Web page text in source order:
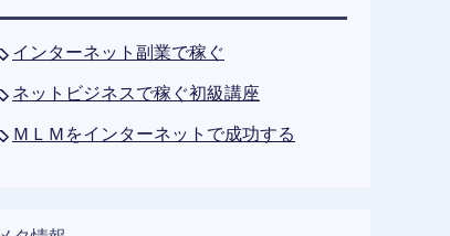
インターネット副業で稼ぐ
ネットビジネスで稼ぐ初級講座
ＭＬＭをインターネットで成功する